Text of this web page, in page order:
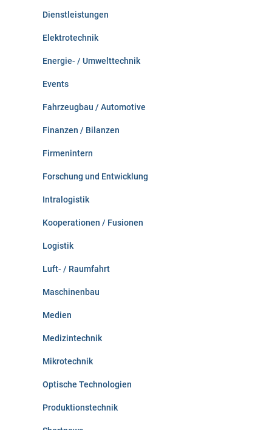
Dienstleistungen
Elektrotechnik
Energie- / Umwelttechnik
Events
Fahrzeugbau / Automotive
Finanzen / Bilanzen
Firmenintern
Forschung und Entwicklung
Intralogistik
Kooperationen / Fusionen
Logistik
Luft- / Raumfahrt
Maschinenbau
Medien
Medizintechnik
Mikrotechnik
Optische Technologien
Produktionstechnik